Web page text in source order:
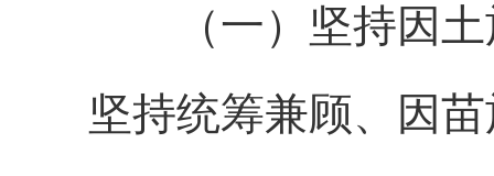
（一）坚持因
坚持统筹兼顾、因